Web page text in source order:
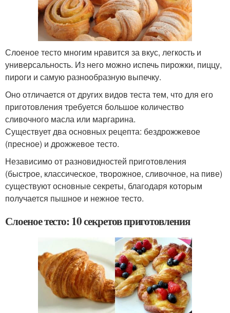
Слоеное тесто многим нравится за вкус, легкость и
универсальность. Из него можно испечь пирожки, пиццу,
пироги и самую разнообразную выпечку.
Оно отличается от других видов теста тем, что для его
приготовления требуется большое количество
сливочного масла или маргарина.
Существует два основных рецепта: бездрожжевое
(пресное) и дрожжевое тесто.
Независимо от разновидностей приготовления
(быстрое, классическое, творожное, сливочное, на пиве)
существуют основные секреты, благодаря которым
получается пышное и нежное тесто.
Слоеное тесто: 10 секретов приготовления